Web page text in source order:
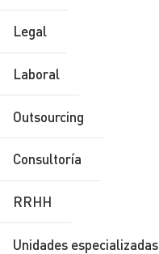
Legal
Laboral
Outsourcing
Consultoría
RRHH
Unidades especializadas